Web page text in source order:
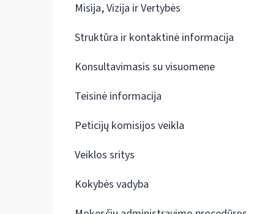
Misija, Vizija ir Vertybės
Struktūra ir kontaktinė informacija
Konsultavimasis su visuomene
Teisinė informacija
Peticijų komisijos veikla
Veiklos sritys
Kokybės vadyba